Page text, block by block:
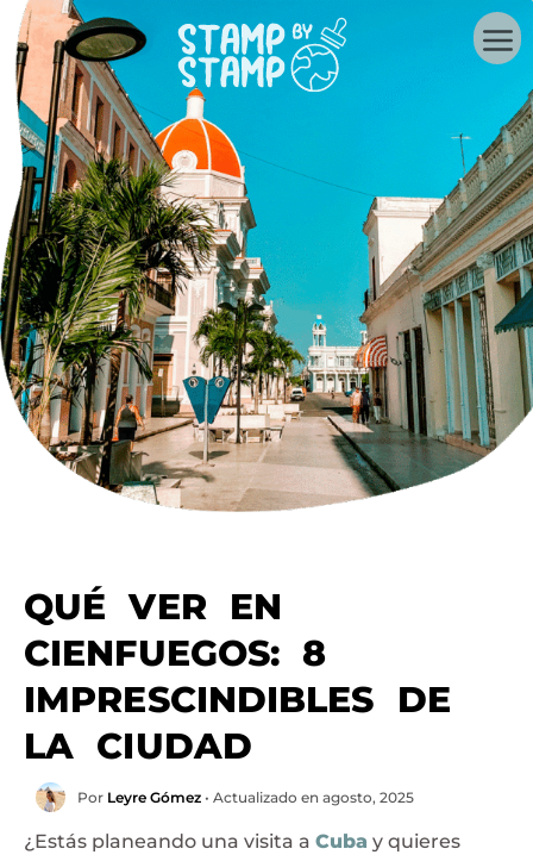
QUÉ VER EN
CIENFUEGOS: 8
IMPRESCINDIBLES DE
LA CIUDAD
Por Leyre Gómez • Actualizado en agosto, 2025
¿Estás planeando una visita a Cuba y quieres